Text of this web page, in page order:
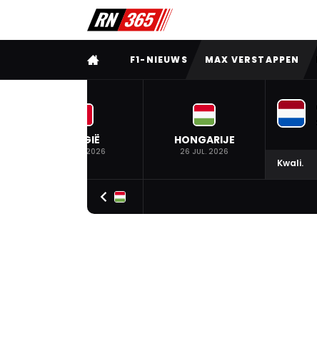
VOLLEDIG MENU
F1-NIEUWS MAX VERSTAPPEN
BELGIË
19 JUL. 2026
HONGARIJE
26 JUL. 2026
Kwali.